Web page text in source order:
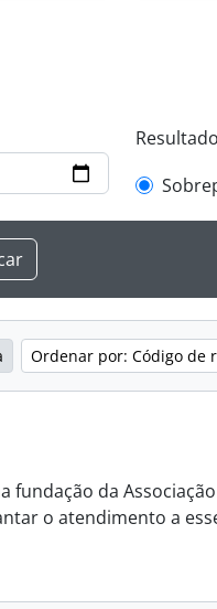
Ordenar por: Código de
da
o atendimento a